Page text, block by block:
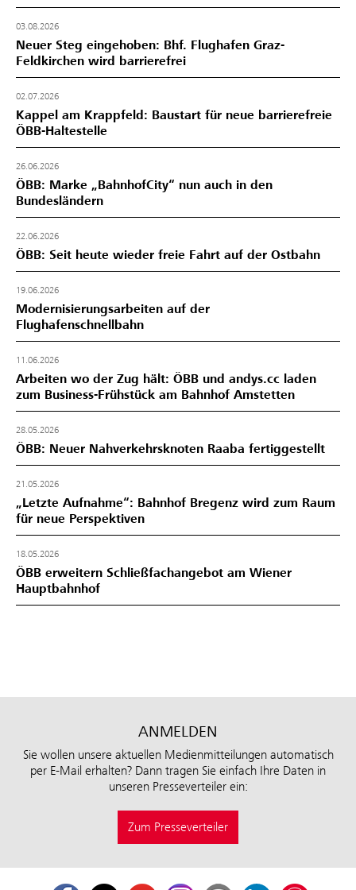
03.08.2026
Neuer Steg eingehoben: Bhf. Flughafen Graz-
Feldkirchen wird barrierefrei
02.07.2026
Kappel am Krappfeld: Baustart für neue barrierefreie
ÖBB-Haltestelle
26.06.2026
ÖBB: Marke „BahnhofCity“ nun auch in den
Bundesländern
22.06.2026
ÖBB: Seit heute wieder freie Fahrt auf der Ostbahn
19.06.2026
Modernisierungsarbeiten auf der
Flughafenschnellbahn
11.06.2026
Arbeiten wo der Zug hält: ÖBB und andys.cc laden
zum Business-Frühstück am Bahnhof Amstetten
28.05.2026
ÖBB: Neuer Nahverkehrsknoten Raaba fertiggestellt
21.05.2026
„Letzte Aufnahme“: Bahnhof Bregenz wird zum Raum
für neue Perspektiven
18.05.2026
ÖBB erweitern Schließfachangebot am Wiener
Hauptbahnhof
ANMELDEN
Sie wollen unsere aktuellen Medienmitteilungen automatisch
per E-Mail erhalten? Dann tragen Sie einfach Ihre Daten in
unseren Presseverteiler ein:
Zum Presseverteiler